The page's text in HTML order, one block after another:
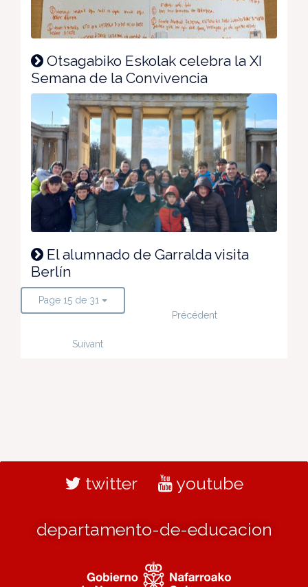
Otsagabiko Eskolak celebra la XI
Semana de la Convivencia
El alumnado de Garralda visita
Berlín
Page 15 de 31
Précédent
Suivant
twitter youtube
departamento-de-educacion